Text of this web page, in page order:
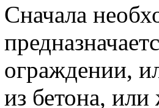
Сначала
ограждении,
из бетона,